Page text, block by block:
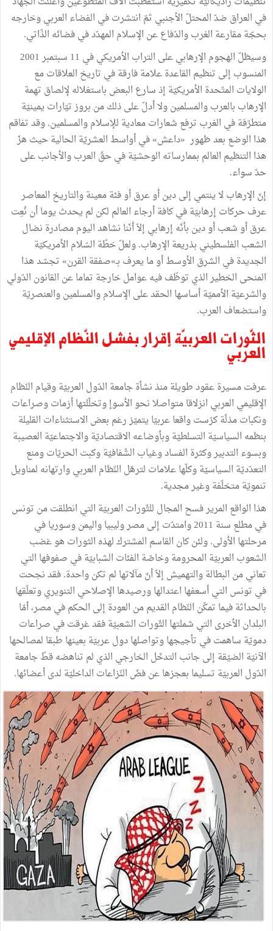
في العراق ضدّ المحتلّ الأجنبي ثمّ انتشرت في الفضاء العربي وخارجه
بحجّة مقارعة الغرب والدّفاع عن الإسلام المهدّد في فضائه الذّاتي.
وسيظلّ الهجوم الإرهابي على التراب الأمريكي في 11 سبتمبر 2001
المنسوب إلى تنظيم القاعدة علامة فارقة في تاريخ العلاقات مع
الولايات المتّحدة الأمريكيّة إذ سارع البعض باستغلاله لإلصاق تهمة
الإرهاب بالعرب والمسلمين ولا أدلّ على ذلك من بروز تيّارات يمينيّة
متطرّفة في الغرب ترفع شعارات معادية للإسلام والمسلمين. وقد تفاقم
هذا الوضع بعد ظهور «داعش» في أواسط العشريّة الحالية حيث هزّ
هذا التنظيم العالم بممارساته الوحشيّة في حقّ العرب والأجانب على
حدّ سواء.
إنّ الإرهاب لا ينتمي إلى دين أو عرق أو فئة معينة والتاريخ المعاصر
عرف حركات إرهابيّة في كافة أرجاء العالم لكن لم يحدث يوما أن نُعِت
عرق أو شعب أو دين بأنّه إرهابي إلاّ أنّنا نشاهد اليوم مصادرة نضال
الشعب الفلسطيني بذريعة الإرهاب. ولعلّ خطّة السّلام الأمريكيّة
الجديدة في الشرق الأوسط أو ما يعرف بـ»صفقة القرن» تجسّد هذا
المنحى الخطير الذي توظّف فيه عوامل خارجة تماما عن القانون الدّولي
والشرعيّة الأمميّة أساسها الحقد على الإسلام والمسلمين والعنصريّة
واستضعاف العرب.
الثّورات العربيّة إقرار بفشل النّظام الإقليمي
العربي
عرفت مسيرة عقود طويلة منذ نشأة جامعة الدّول العربيّة وقيام النّظام
الإقليمي العربي انزلاقا متواصلا نحو الأسوإ وتخلّلتها أزمات وصراعات
ونكبات مذلّة كرّست واقعا عربيّا يتميّز رغم بعض الاستثناءات القليلة
بنظمه السياسيّة التسلطيّة وبأوضاعه الاقتصاديّة والاجتماعيّة العصيبة
وبسوء التدبير وكثرة الفساد وغياب الشّفافيّة وكبت الحريّات ومنع
التعدّديّة السياسيّة وكلّها علامات لترهّل النّظام العربي وارتهانه لمناويل
تنمويّة متخلّفة وغير مجدية.
هذا الواقع المرير فسح المجال للثّورات العربيّة التي انطلقت من تونس
في مطلع سنة 2011 وامتدّت إلى مصر وليبيا واليمن وسوريا في
مرحلتها الأولى. ولئن كان القاسم المشترك لهذه الثورات هو غضب
الشعوب العربيّة المحرومة وخاصّة الفئات الشبابيّة في صفوفها التي
تعاني من البطالة والتهميش إلاّ أنّ مآلاتها لم تكن واحدة. فقد نجحت
في تونس التي أسعفها اعتدالها ورصيدها الإصلاحي التنويري وتعلّقها
بالحداثة فيما تمكّن النّظام القديم من العودة إلى الحكم في مصر، أمّا
البلدان الأخرى التي شملتها الثّورات الشعبيّة فقد غرقت في صراعات
دمويّة ساهمت في تأجيجها وتواصلها دول عربيّة بعينها طبقا لمصالحها
الآنيّة الضيّقة إلى جانب التدخّل الخارجي الذي لم تناهضه قطّ جامعة
الدّول العربيّة تسليما بعجزها عن فضّ النّزاعات الداخليّة لدى أعضائها.